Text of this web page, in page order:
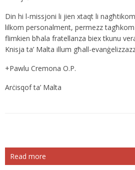
Din hi l-missjoni li jien xtaqt li
lilkom personalment, permezz
flimkien bħala fratellanza biex tkunu
Knisja ta’ Malta illum għall-
+Pawlu Cremona O.P.
Arċisqof ta’ Malta
Read more